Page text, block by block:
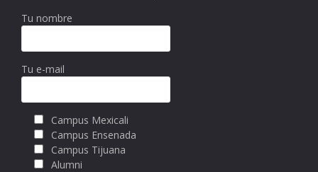
Tu nombre
Tu e-mail
Campus Mexicali
Campus Ensenada
Campus Tijuana
Alumni